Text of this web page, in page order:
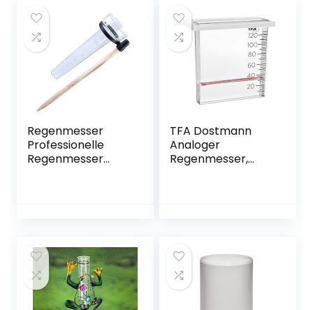
Regenmesser
Professionelle
Regenmesser
Regenmesser
Messung Outdoor-
Regenmesse
Kunststoff-
TFA Dostmann
Analoger
Regenmesser,
(215) x B 36 (90) x
H 203 mm